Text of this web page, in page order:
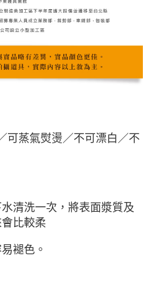
可蒸氣熨燙／不可漂白／不
清洗一次，將表面漿質及
比較柔
褪色。